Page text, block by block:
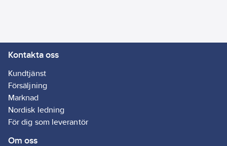
Kontakta oss
Kundtjänst
Försäljning
Marknad
Nordisk ledning
För dig som leverantör
Om oss